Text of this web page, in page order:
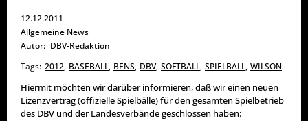
12.12.2011
Allgemeine News
Autor: DBV-Redaktion
Tags: 2012, BASEBALL, BENS, DBV, SOFTBALL, SPIELBALL, WILSON
Hiermit möchten wir darüber informieren, daß wir einen neuen
Lizenzvertrag (offizielle Spielbälle) für den gesamten Spielbetrieb
des DBV und der Landesverbände geschlossen haben: